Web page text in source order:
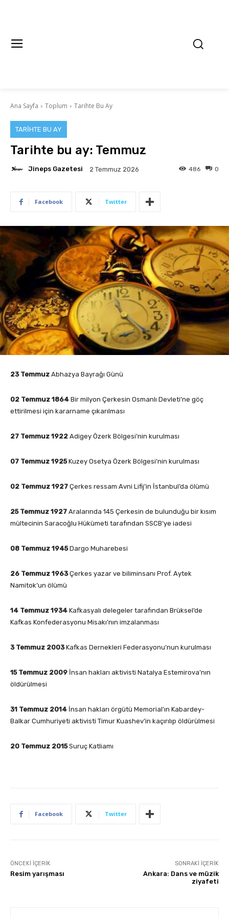
Ana Sayfa Toplum Tarihte Bu Ay
TARIHTE BU AY
Tarihte bu ay: Temmuz
Jineps Gazetesi 2 Temmuz 2026 0
486
Facebook Twitter
23 Temmuz Abhazya Bayrağı Günü
02 Temmuz 1864 Bir milyon Çerkesin Osmanlı Devleti’ne göç
ettirilmesi için kararname çıkarılması
27 Temmuz 1922 Adigey Özerk Bölgesi’nin kurulması
07 Temmuz 1925Kuzey Osetya Özerk Bölgesi’nin kurulması
02 Temmuz 1927 Çerkes ressam Avni Lifij’in İstanbul’da ölümü
25 Temmuz 1927 Aralarında 145 Çerkesin de bulunduğu bir kısım
mültecinin Saracoğlu Hükümeti tarafından SSCB’ye iadesi
08 Temmuz 1945Dargo Muharebesi
26 Temmuz 1963Çerkes yazar ve biliminsanı Prof. Aytek
Namitok’un ölümü
14 Temmuz 1934 Kafkasyalı delegeler tarafından Brüksel’de
Kafkas Konfederasyonu Misakı’nın imzalanması
3 Temmuz 2003Kafkas Dernekleri Federasyonu’nun kurulması
15 Temmuz 2009 İnsan hakları aktivisti Natalya Estemirova’nın
öldürülmesi
31 Temmuz 2014 İnsan hakları örgütü Memorial’ın Kabardey-
Balkar Cumhuriyeti aktivisti Timur Kuashev’in kaçırılıp öldürülmesi
20 Temmuz 2015Suruç Katliamı
Facebook Twitter
ÖNCEKI İÇERIK
Resim yarışması
SONRAKI İÇERIK
Ankara: Dans ve müzik
ziyafeti